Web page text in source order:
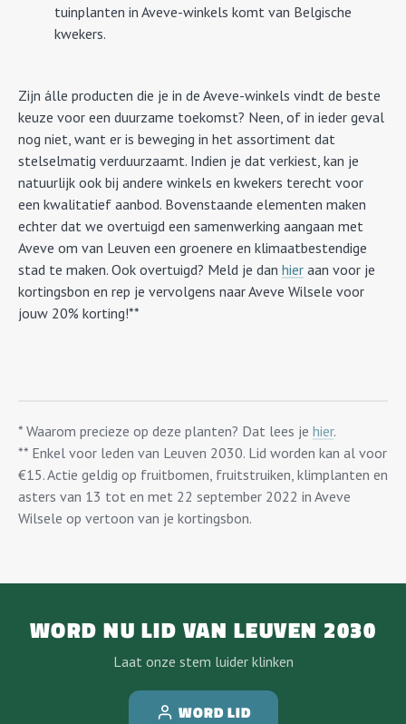
tuinplanten in Aveve-winkels komt van Belgische
kwekers.
Zijn álle producten die je in de Aveve-winkels vindt de beste
keuze voor een duurzame toekomst? Neen, of in ieder geval
nog niet, want er is beweging in het assortiment dat
stelselmatig verduurzaamt. Indien je dat verkiest, kan je
natuurlijk ook bij andere winkels en kwekers terecht voor
een kwalitatief aanbod. Bovenstaande elementen maken
echter dat we overtuigd een samenwerking aangaan met
Aveve om van Leuven een groenere en klimaatbestendige
stad te maken. Ook overtuigd? Meld je dan hier aan voor je
kortingsbon en rep je vervolgens naar Aveve Wilsele voor
jouw 20% korting!**
* Waarom precieze op deze planten? Dat lees je hier.
** Enkel voor leden van Leuven 2030. Lid worden kan al voor
€15. Actie geldig op fruitbomen, fruitstruiken, klimplanten en
asters van 13 tot en met 22 september 2022 in Aveve
Wilsele op vertoon van je kortingsbon.
WORD NU LID VAN LEUVEN 2030
Laat onze stem luider klinken
WORD LID